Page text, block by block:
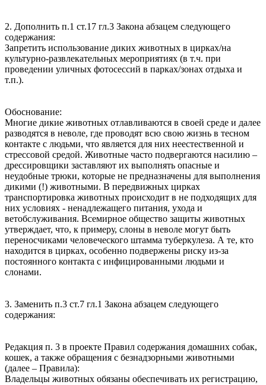
2. Дополнить п.1 ст.17 гл.3 Закона абзацем следующего
содержания:
Запретить использование диких животных в цирках/на
культурно-развлекательных мероприятиях (в т.ч. при
проведении уличных фотосессий в парках/зонах отдыха и
т.п.).
Обоснование:
Многие дикие животных отлавливаются в своей среде и далее
разводятся в неволе, где проводят всю свою жизнь в тесном
контакте с людьми, что является для них неестественной и
стрессовой средой. Животные часто подвергаются насилию –
дрессировщики заставляют их выполнять опасные и
неудобные трюки, которые не предназначены для выполнения
дикими (!) животными. В передвижных цирках
транспортировка животных происходит в не подходящих для
них условиях - ненадлежащего питания, ухода и
ветобслуживания. Всемирное общество защиты животных
утверждает, что, к примеру, слоны в неволе могут быть
переносчиками человеческого штамма туберкулеза. А те, кто
находится в цирках, особенно подвержены риску из-за
постоянного контакта с инфицированными людьми и
слонами.
3. Заменить п.3 ст.7 гл.1 Закона абзацем следующего
содержания:
Редакция п. 3 в проекте Правил содержания домашних собак,
кошек, а также обращения с безнадзорными животными
(далее – Правила):
Владельцы животных обязаны обеспечивать их регистрацию,